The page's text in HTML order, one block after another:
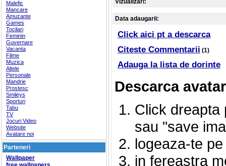
Malefic
Mancare
Amuzante
Games
Tocilari
Feminin
Guvernare
Vacanta
Filme
Muzica
Altele
Personale
Mandrie
Prostesc
Smileys
Sporturi
Tabu
TV
Jocuri Video
Website
Avatare noi
Parteneri
Wallpaper
Vizualizari:
Data adaugarii:
Click aici pt a descarca
Citeste Commentarii (1)
Adauga la lista de dorinte
Descarca
Click dreapta
sau "save
logeaza-te
in fereastra